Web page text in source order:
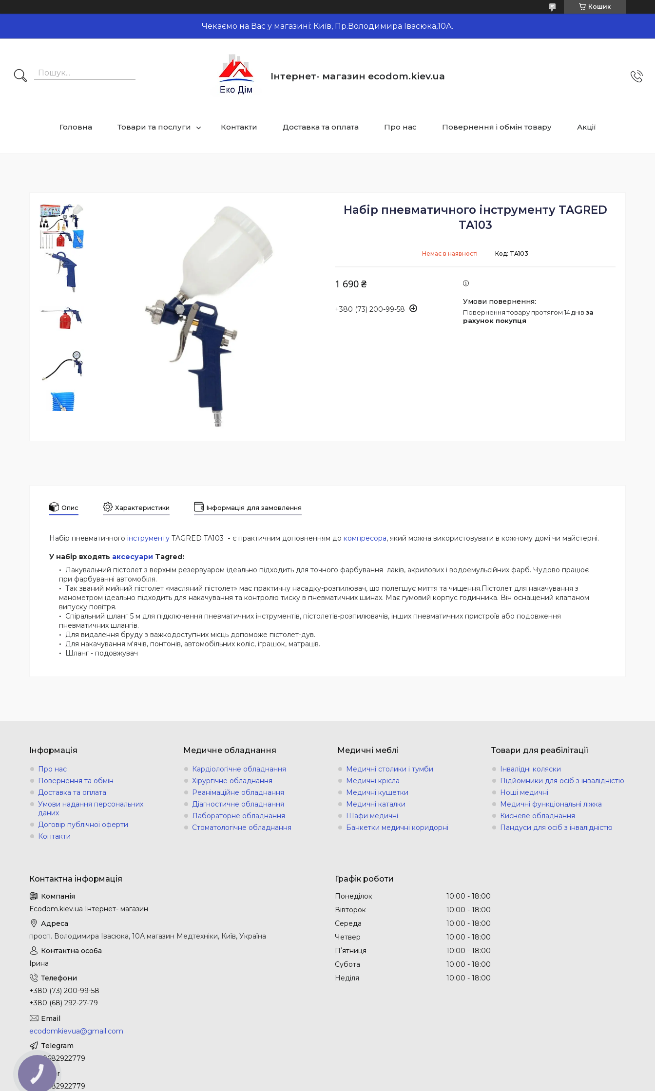
Кошик
Чекаємо на Вас у магазині: Київ, Пр.Володимира Івасюка,10А.
Інтернет- магазин ecodom.kiev.ua
Головна Товари та послуги Контакти Доставка та оплата Про нас Повернення і обмін товару Акції
Набір пневматичного інструменту TAGRED
TA103
Немає в наявності Код: TA103
1 690 ₴
+380 (73) 200-99-58 повернення товару протягом 14 днів за
рахунок покупця
Опис Характеристики Інформація для замовлення
Набір пневматичного інструменту TAGRED TA103 - є практичним доповненням до компресора, який можна використовувати в кожному домі чи майстерні.
У набір входять аксесуари Tagred:
Лакувальний пістолет з верхнім резервуаром ідеально підходить для точного фарбування лаків, акрилових і водоемульсійних фарб. Чудово працює
при фарбуванні автомобіля.
Так званий мийний пістолет «масляний пістолет» має практичну насадку-розпилювач, що полегшує миття та чищення.Пістолет для накачування з
манометром ідеально підходить для накачування та контролю тиску в пневматичних шинах. Має гумовий корпус годинника. Він оснащений клапаном
випуску повітря.
Спіральний шланг 5 м для підключення пневматичних інструментів, пістолетів-розпилювачів, інших пневматичних пристроїв або подовження
пневматичних шлангів.
Для видалення бруду з важкодоступних місць допоможе пістолет-дув.
Для накачування м'ячів, понтонів, автомобільних коліс, іграшок, матраців.
Шланг - подовжувач
Інформація
Про нас
Повернення та обмін
Доставка та оплата
Умови надання персональних
даних
Договір публічної оферти
Контакти
Медичне обладнання
Кардіологічне обладнання
Хірургічне обладнання
Реанімаційне обладнання
Діагностичне обладнання
Лабораторне обладнання
Стоматологічне обладнання
Медичні меблі
Медичні столики і тумби
Медичні крісла
Медичні кушетки
Медичні каталки
Шафи медичні
Банкетки медичні коридорні
Товари для реабілітації
Інвалідні коляски
Підйомники для осіб з інвалідністю
Ноші медичні
Медичні функціональні ліжка
Кисневе обладнання
Пандуси для осіб з інвалідністю
Еcodom.kiev.ua Інтернет- магазин
просп. Володимира Івасюка, 10А магазин Медтехніки, Київ, Україна
Ірина
+380 (73) 200-99-58
+380 (68) 292-27-79
ecodomkievua@gmail.com
+380682922779
+380682922779
Графік роботи
Понеділок 10:00
18:00
Вівторок
10:00
18:00
Середа
10:00
18:00
Четвер
10:00
18:00
Пʼятниця
10:00
18:00
Субота
10:00
18:00
Неділя
10:00 18:00
КНОПКА
ЗВ'ЯЗКУ